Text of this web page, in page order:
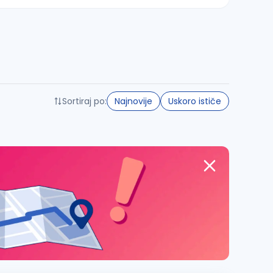
Sortiraj po: Najnovije Uskoro ističe